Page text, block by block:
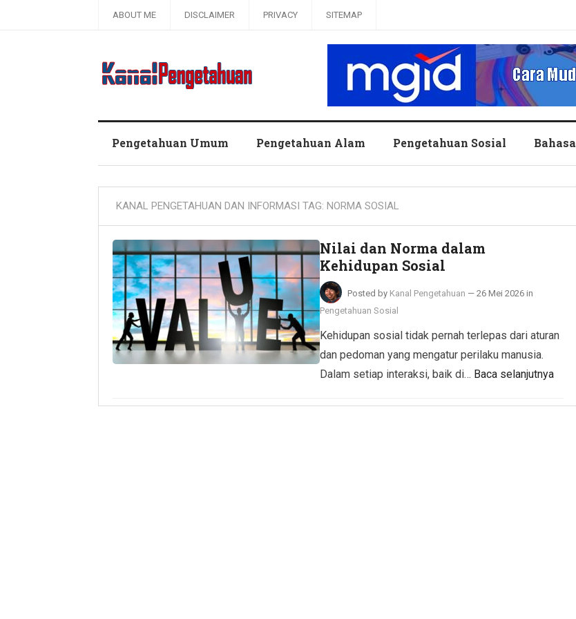
ABOUT ME DISCLAIMER PRIVACY SITEMAP
Pengetahuan Umum Pengetahuan Alam Pengetahuan Sosial Bahasa
KANAL PENGETAHUAN DAN INFORMASI TAG: NORMA SOSIAL
Nilai dan Norma dalam
Kehidupan Sosial
Posted by Kanal Pengetahuan — 26 Mei 2026 in
Pengetahuan Sosial
Kehidupan sosial tidak pernah terlepas dari aturan
dan pedoman yang mengatur perilaku manusia.
Dalam setiap interaksi, baik di… Baca selanjutnya